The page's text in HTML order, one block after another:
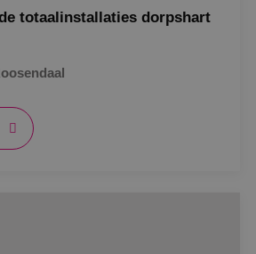
totaalinstallaties dorpshart